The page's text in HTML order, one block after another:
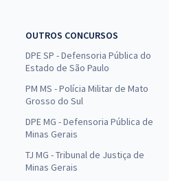
OUTROS CONCURSOS
DPE SP - Defensoria Pública do
Estado de São Paulo
PM MS - Polícia Militar de Mato
Grosso do Sul
DPE MG - Defensoria Pública de
Minas Gerais
TJ MG - Tribunal de Justiça de
Minas Gerais